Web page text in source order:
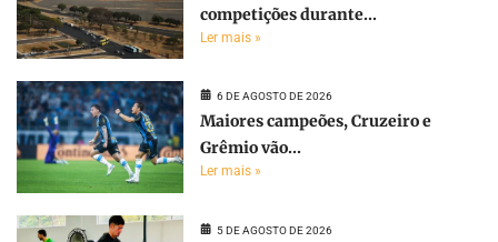
competições durante...
Ler mais »
6 DE AGOSTO DE 2026
Maiores campeões, Cruzeiro e
Grêmio vão...
Ler mais »
5 DE AGOSTO DE 2026